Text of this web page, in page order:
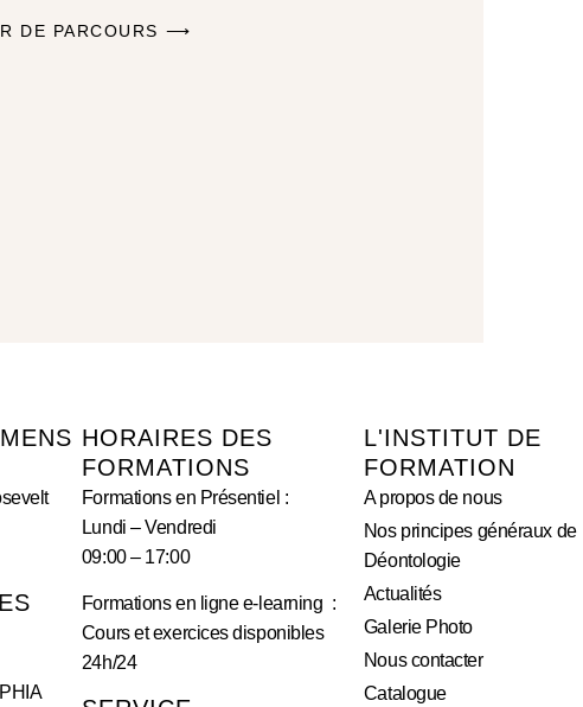
DE PARCOURS ⟶
HORAIRES DES
FORMATIONS
Formations en Présentiel :
Lundi – Vendredi
09:00 – 17:00
Formations en ligne e-learning :
Cours et exercices disponibles
24h/24
L'INSTITUT DE
FORMATION
A propos de nous
Nos principes généraux de
Déontologie
Actualités
Galerie Photo
Nous contacter
Catalogue